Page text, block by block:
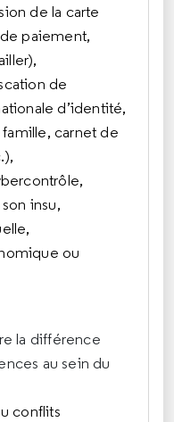
de la carte
paiement,
de
d’identité,
carnet de
insu,
ou
la différence
au sein du
conflits